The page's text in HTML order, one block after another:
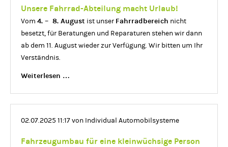
Unsere Fahrrad-Abteilung macht Urlaub!
Vom 4. – 8. August ist unser Fahrradbereich nicht
besetzt, für Beratungen und Reparaturen stehen wir dann
ab dem 11. August wieder zur Verfügung. Wir bitten um Ihr
Verständnis.
Weiterlesen …
Urlaub!
02.07.2025 11:17von Individual Automobilsysteme
Fahrzeugumbau für eine kleinwüchsige Person